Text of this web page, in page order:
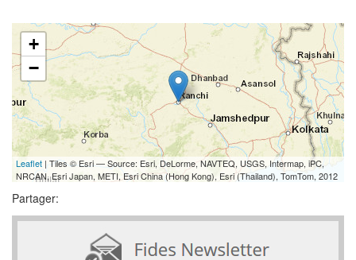
+
−
Leaflet | Tiles © Esri — Source: Esri, DeLorme, NAVTEQ, USGS, Intermap, iPC,
NRCAN, Esri Japan, METI, Esri China (Hong Kong), Esri (Thailand), TomTom, 2012
Partager: